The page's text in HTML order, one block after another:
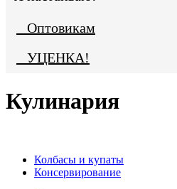
Оптовикам
УЦЕНКА!
Кулинария
Колбасы и купаты
Консервирование